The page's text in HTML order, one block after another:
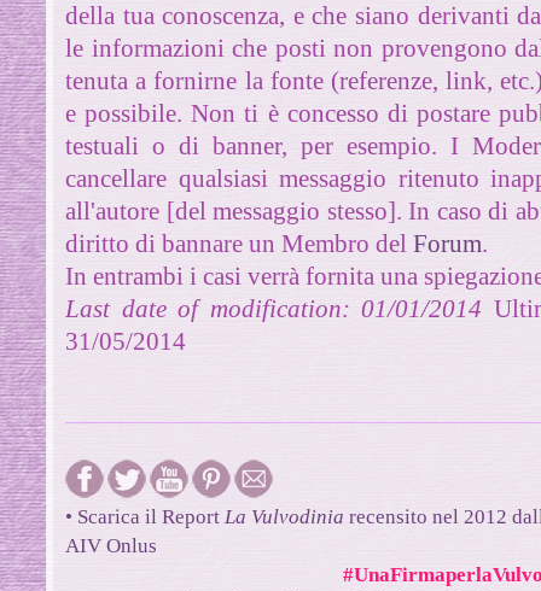
della tua conoscenza, e che siano derivanti
le informazioni che posti non provengono
tenuta a fornirne la fonte (referenze, link,
e possibile. Non ti è concesso di postare
testuali o di banner, per esempio. I
cancellare qualsiasi messaggio ritenuto
all'autore [del messaggio stesso]. In caso di
diritto di bannare un Membro delForum.
In entrambi i casi verrà fornita una
Last date of modification: 01/01/2014
31/05/2014
• Scarica il ReportLa Vulvodinia recensito nel 2012
AIV Onlus